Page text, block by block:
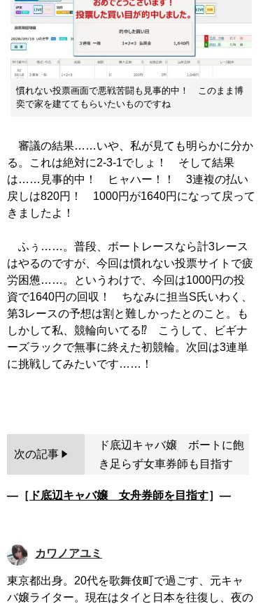
慣れない投票画面で悪戦苦闘も見事的中！ このまま博
奕で家を建ててもらいたいものですね
審議の結果……いや、私が見ても明らかに分か
る。これは絶対に2-3-1でしょ！ そして結果
は……見事的中！ ヒャハー！！ 3連複の払い
戻しは820円！ 1000円が1640円になって戻って
きましたよ！
ふぅ……。普段、ボートレースなら計3レース
はやるのですが、今回は慣れない投票サイトで疲
労困憊……。というわけで、今回は1000円の投
資で1640円の回収！ ちなみに担当S氏いわく、
第3レースの予想は割と難しかったとのこと。も
しかして私、競輪向いてる⁉ こうして、ビギナ
ーズラックで無事に終えた初競輪。次回は3連単
に挑戦してみたいです……！
次の記事
ド底辺キャバ嬢 ボートに飽
き足らず女車券師も目指す
―［ ド底辺キャバ嬢 女舟券師を目指す］―
カワノアユミ
東京都出身。20代を歌舞伎町で過ごす、元キャ
バ嬢ライター。現在はタイと日本を往復し、夜の